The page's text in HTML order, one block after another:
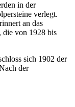
in der
verlegt.
an das
die von 1928 bis
sich 1902 der
der